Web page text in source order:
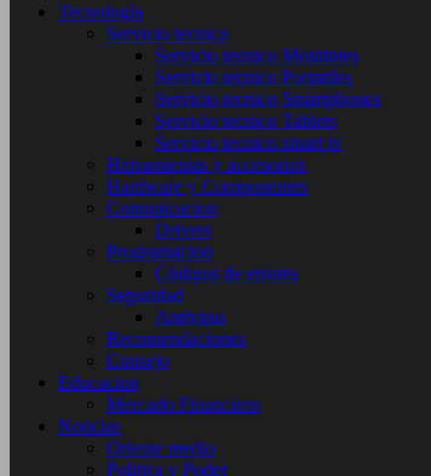
Tecnología
Servicio tecnico
Servicio tecnico Monitores
Servicio tecnico Portatiles
Servicio tecnico Smartphones
Servicio tecnico Tablets
Servicio tecnico smart tv
Herramientas y accesorios
Hardware y Componentes
Comunicacion
Drivers
Programacion
Códigos de errores
Seguridad
Antivirus
Recomendaciones
Consejo
Educacion
Mercado Financiero
Noticias
Oriente medio
Politica y Poder